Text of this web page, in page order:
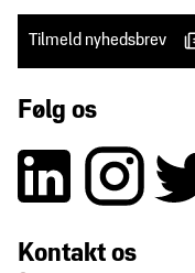
Tilmeld nyhedsbrev
Følg os
Kontakt os